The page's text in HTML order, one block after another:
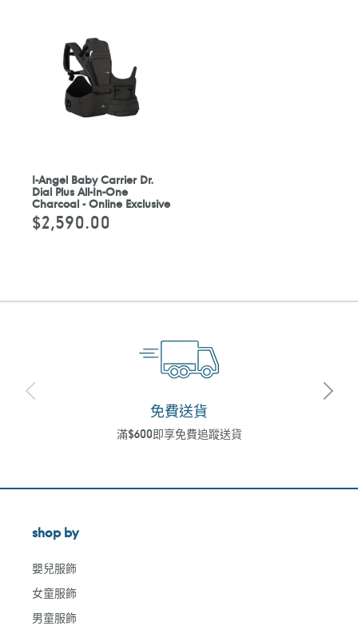
I-Angel Baby Carrier Dr.
Dial Plus All-In-One
Charcoal - Online Exclusive
定
價
$2,590.00
免費送貨
滿$600即享免費追蹤送貨
shop by
嬰兒服飾
女童服飾
男童服飾